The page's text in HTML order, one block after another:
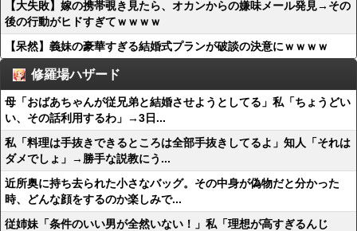
【大失敗】嫁の携帯覗き見たら、オカンからの嫌味メール発見→その
後の行動がヒドすぎてｗｗｗｗ
【呆然】義妹の豪華すぎる結婚式プランが破談の決意にｗｗｗｗ
修羅場ハザード
母「おばあちゃんが従兄弟と結婚させようとしてる」私「ちょうどい
い、その話利用するわ」→3日...
私「料理は手抜きできるところは全部手抜きしてるよ」知人「それは
ダメでしょ」→勝手な説教にう...
近所奥に持ち去られた小さなバッグ。その中身が偽物だと分かった
時、どんな顔をするのか楽しみで...
従姉妹「条件のいい男が全然いない！」私「理想が高すぎるんじ